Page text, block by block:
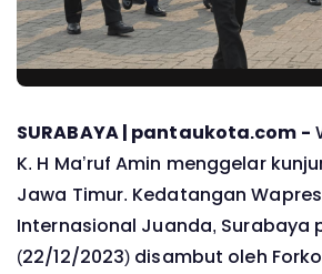
SURABAYA | pantaukota.com -
K. H Ma’ruf Amin menggelar
Jawa Timur. Kedatangan
Internasional Juanda, Surabaya
(22/12/2023) disambut oleh